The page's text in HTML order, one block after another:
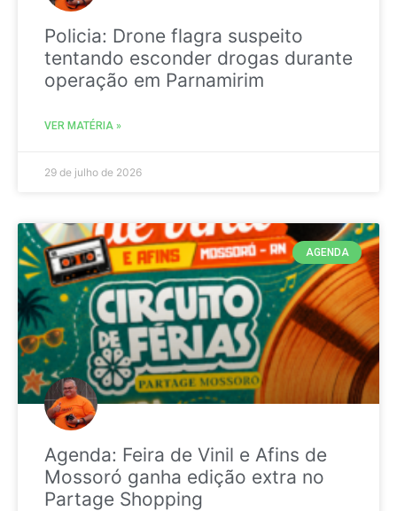
Policia: Drone flagra suspeito
tentando esconder drogas durante
operação em Parnamirim
VER MATÉRIA »
29 de julho de 2026
AGENDA
Agenda: Feira de Vinil e Afins de
Mossoró ganha edição extra no
Partage Shopping